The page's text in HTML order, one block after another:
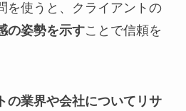
を使うと、クライアントの
の姿勢を示すことで信頼を
の業界や会社についてリサ